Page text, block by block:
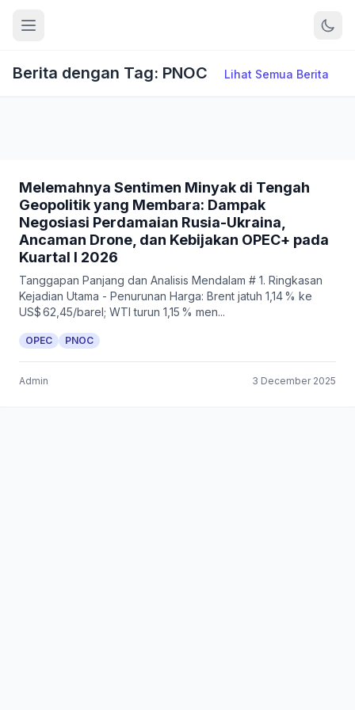
Berita dengan Tag: PNOC Lihat Semua Berita
Melemahnya Sentimen Minyak di Tengah
Geopolitik yang Membara: Dampak
Negosiasi Perdamaian Rusia-Ukraina,
Ancaman Drone, dan Kebijakan OPEC+ pada
Kuartal I 2026
Tanggapan Panjang dan Analisis Mendalam # 1. Ringkasan
Kejadian Utama - Penurunan Harga: Brent jatuh 1,14 % ke
US$ 62,45/barel; WTI turun 1,15 % men...
OPEC PNOC
Admin 3 December 2025